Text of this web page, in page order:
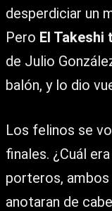
desperdiciar un
Pero El Takeshi
de Julio
balón, y lo dio
Los felinos se
finales. ¿Cuál
porteros, ambos
anotaran de